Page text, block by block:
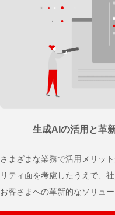
生成AIの活用と革
さまざまな業務で活用メリッ
リティ面を考慮したうえで、
お客さまへの革新的なソリュ